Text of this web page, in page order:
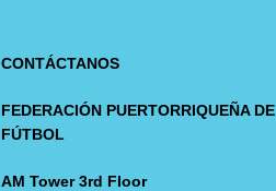
CONTÁCTANOS
FEDERACIÓN PUERTORRIQUEÑA DE
FÚTBOL
AM Tower 3rd Floor